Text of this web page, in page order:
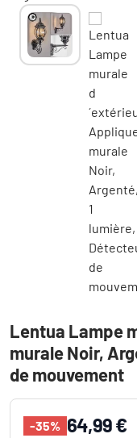
Lentua Lampe
murale Noir,
de mouvement
-35% 64,99 €